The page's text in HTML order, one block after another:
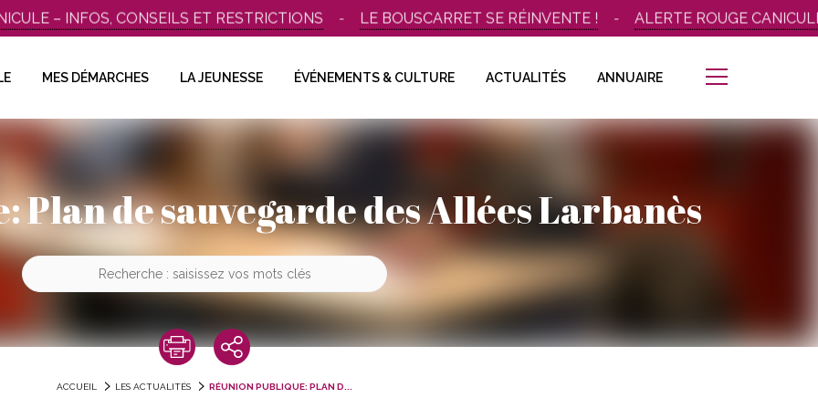
– INFOS, CONSEILS ET RESTRICTIONS LE BOUSCARRET SE RÉINVENTE ! ALERTE ROUGE CANICULE –
MES DÉMARCHES LA JEUNESSE ÉVÉNEMENTS & CULTURE ACTUALITÉS ANNUAIRE
Plan de sauvegarde des Allées Larbanès
ACCUEIL LES ACTUALITÉS RÉUNION PUBLIQUE: PLAN D...